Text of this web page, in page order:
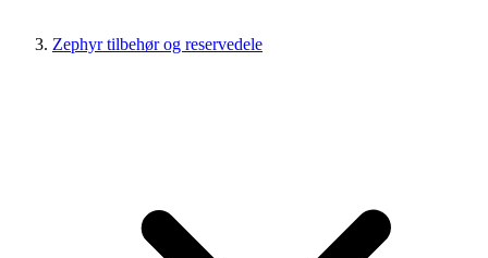
Zephyr tilbehør og reservedele